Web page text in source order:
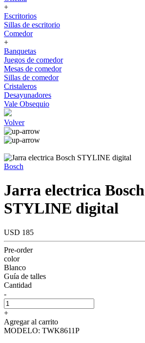
+
Escritorios
Sillas de escritorio
Comedor
+
Banquetas
Juegos de comedor
Mesas de comedor
Sillas de comedor
Cristaleros
Desayunadores
Vale Obsequio
Volver
Bosch
Jarra electrica Bosch
STYLINE digital
USD 185
Pre-order
color
Blanco
Guía de talles
Cantidad
-
+
Agregar al carrito
MODELO: TWK8611P